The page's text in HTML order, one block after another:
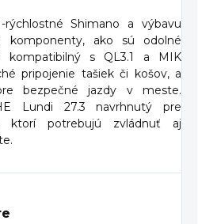
rýchlostné Shimano a výbavu
komponenty, ako sú odolné
kompatibilný s QL3.1 a MIK
pripojenie tašiek či košov, a
bezpečné jazdy v meste.
Lundi 27.3 navrhnutý pre
ktorí potrebujú zvládnuť aj